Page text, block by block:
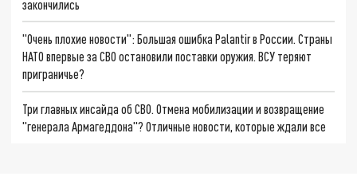
закончились
"Очень плохие новости": Большая ошибка Palantir в России. Страны
НАТО впервые за СВО остановили поставки оружия. ВСУ теряют
приграничье?
Три главных инсайда об СВО. Отмена мобилизации и возвращение
"генерала Армагеддона"? Отличные новости, которые ждали все